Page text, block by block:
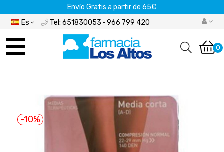
Envío Gratis a partir de 65€
Es Tel: 651830053 · 966 799 420
Navegación 0
-10%